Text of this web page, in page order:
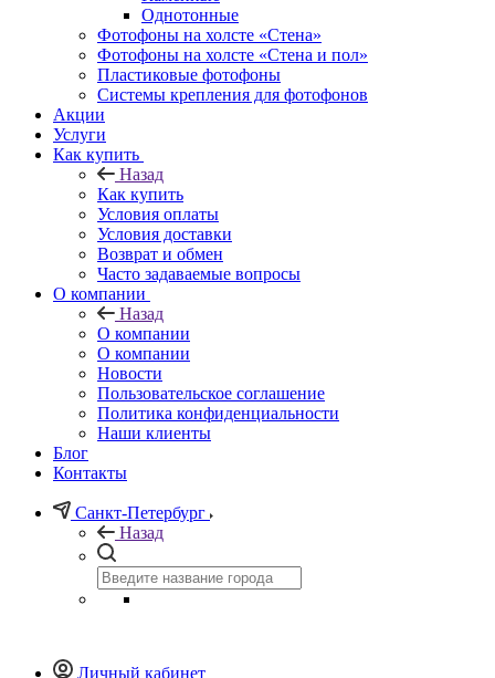
Однотонные
Фотофоны на холсте «Стена»
Фотофоны на холсте «Стена и пол»
Пластиковые фотофоны
Системы крепления для фотофонов
Акции
Услуги
Как купить
Назад
Как купить
Условия оплаты
Условия доставки
Возврат и обмен
Часто задаваемые вопросы
О компании
Назад
О компании
О компании
Новости
Пользовательское соглашение
Политика конфиденциальности
Наши клиенты
Блог
Контакты
Санкт-Петербург
Назад
Личный кабинет